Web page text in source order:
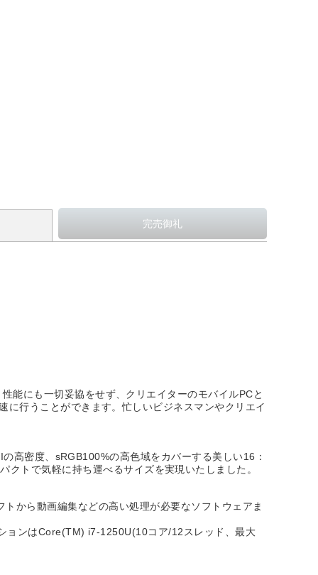
能にも一切妥協をせず、クリエイターのモバイルPCと
行うことができます。忙しいビジネスマンやクリエイ
高密度、sRGB100%の高色域をカバーする美しい16：
トで気軽に持ち運べるサイズを実現いたしました。
から動画編集などの高い処理が必要なソフトウェアま
ョンはCore(TM) i7-1250U(10コア/12スレッド、最大